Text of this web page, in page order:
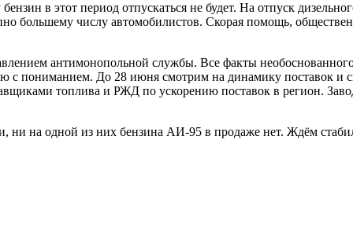
в этот период отпускаться не будет. На отпуск
большему числу автомобилистов. Скорая помощь,
антимонопольной службы. Все факты
пониманием. До 28 июня смотрим на динамику поставок и
топлива и РЖД по ускорению поставок в регион.
ни на одной из них бензина АИ-95 в продаже нет. Ждём